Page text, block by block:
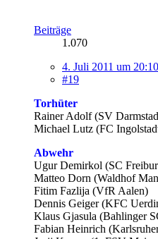
Beiträge
1.070
4. Juli 2011 um 20:10
#19
Torhüter
Rainer Adolf (SV
Michael Lutz (FC
Abwehr
Ugur Demirkol (SC
Matteo Dorn (Waldhof
Fitim Fazlija (VfR Aalen)
Dennis Geiger (KFC
Klaus Gjasula (Bahlinger
Fabian Heinrich